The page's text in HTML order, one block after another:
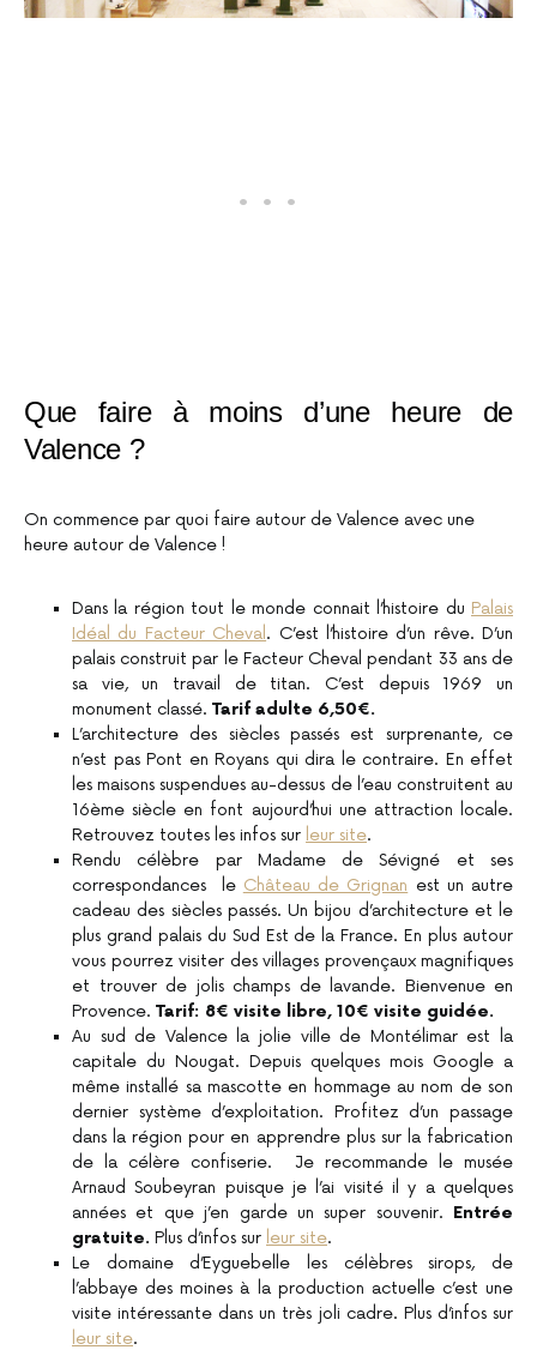
Que faire à moins d’une heure de
Valence ?
On commence par quoi faire autour de Valence avec une
heure autour de Valence !
Dans la région tout le monde connait l’histoire du Palais
Idéal du Facteur Cheval . C’est l’histoire d’un rêve. D’un
palais construit par le Facteur Cheval pendant 33 ans de
sa vie, un travail de titan. C’est depuis 1969 un
monument classé. Tarif adulte 6,50€.
L’architecture des siècles passés est surprenante, ce
n’est pas Pont en Royans qui dira le contraire. En effet
les maisons suspendues au-dessus de l’eau construitent au
16ème siècle en font aujourd’hui une attraction locale.
Retrouvez toutes les infos sur leur site.
Rendu célèbre par Madame de Sévigné et ses
correspondances le Château de Grignan est un autre
cadeau des siècles passés. Un bijou d’architecture et le
plus grand palais du Sud Est de la France. En plus autour
vous pourrez visiter des villages provençaux magnifiques
et trouver de jolis champs de lavande. Bienvenue en
Provence. Tarif: 8€ visite libre, 10€ visite guidée.
Au sud de Valence la jolie ville de Montélimar est la
capitale du Nougat. Depuis quelques mois Google a
même installé sa mascotte en hommage au nom de son
dernier système d’exploitation. Profitez d’un passage
dans la région pour en apprendre plus sur la fabrication
de la célère confiserie. Je recommande le musée
Arnaud Soubeyran puisque je l’ai visité il y a quelques
années et que j’en garde un super souvenir. Entrée
gratuite. Plus d’infos sur leur site.
Le domaine d’Eyguebelle les célèbres sirops, de
l’abbaye des moines à la production actuelle c’est une
visite intéressante dans un très joli cadre. Plus d’infos sur
leur site.